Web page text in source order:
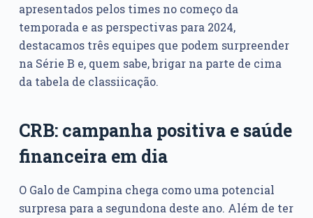
apresentados pelos times no começo da
temporada e as perspectivas para 2024,
destacamos três equipes que podem surpreender
na Série B e, quem sabe, brigar na parte de cima
da tabela de classiicação.
CRB: campanha positiva e saúde
financeira em dia
O Galo de Campina chega como uma potencial
surpresa para a segundona deste ano. Além de ter